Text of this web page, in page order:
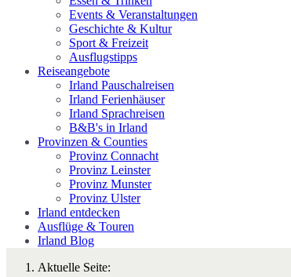
Events & Veranstaltungen
Geschichte & Kultur
Sport & Freizeit
Ausflugstipps
Reiseangebote
Irland Pauschalreisen
Irland Ferienhäuser
Irland Sprachreisen
B&B's in Irland
Provinzen & Counties
Provinz Connacht
Provinz Leinster
Provinz Munster
Provinz Ulster
Irland entdecken
Ausflüge & Touren
Irland Blog
Aktuelle Seite: